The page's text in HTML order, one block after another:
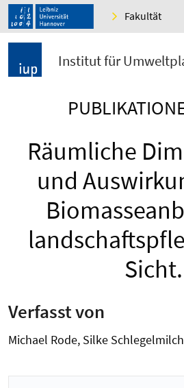
Fakultät
Institut für
Räumliche
und
Sicht.
Verfasst von
Michael Rode, Silke Schlegelmilch